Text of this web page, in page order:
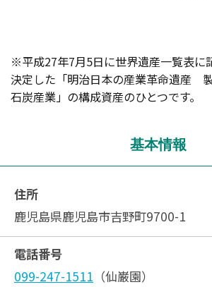
※平成27年7月5日に世界遺産一覧表に
決定した「明治日本の産業革命遺産 製
石炭産業」の構成資産のひとつです。
基本情報
住所
鹿児島県鹿児島市吉野町9700-1
電話番号
099-247-1511 （仙巌園）